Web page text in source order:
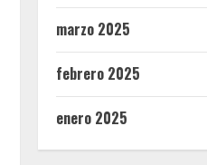
marzo 2025
febrero 2025
enero 2025